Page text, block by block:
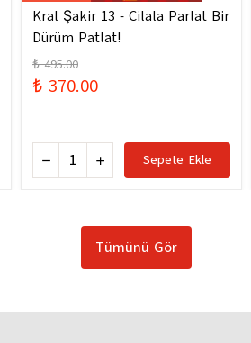
Kral Şakir 13 - Cilala Parlat Bir
Dürüm Patlat!
₺ 495.00
₺ 370.00
Sepete Ekle
Tümünü Gör